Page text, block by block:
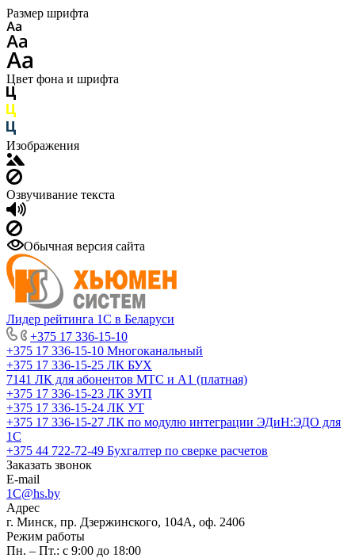
Размер шрифта
Цвет фона и шрифта
Изображения
Озвучивание текста
Обычная версия сайта
Лидер рейтинга 1С в Беларуси
+375 17 336-15-10
+375 17 336-15-10 Многоканальный
+375 17 336-15-25 ЛК БУХ
7141 ЛК для абонентов МТС и А1 (платная)
+375 17 336-15-23 ЛК ЗУП
+375 17 336-15-24 ЛК УТ
+375 17 336-15-27 ЛК по модулю интеграции ЭДиН:ЭДО для
1С
+375 44 722-72-49 Бухгалтер по сверке расчетов
Заказать звонок
E-mail
1C@hs.by
Адрес
г. Минск, пр. Дзержинского, 104А, оф. 2406
Режим работы
Пн. – Пт.: с 9:00 до 18:00